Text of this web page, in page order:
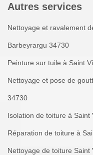
Autres services
Nettoyage et ravalement
Barbeyrargu 34730
Peinture sur tuile à Saint
Nettoyage et pose de
34730
Isolation de toiture à
Réparation de toiture à
Nettoyage de toiture